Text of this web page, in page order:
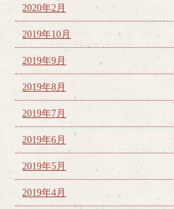
2020年2月
2019年10月
2019年9月
2019年8月
2019年7月
2019年6月
2019年5月
2019年4月